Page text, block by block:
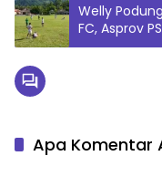
Welly
FC, Asprov
Apa Komentar